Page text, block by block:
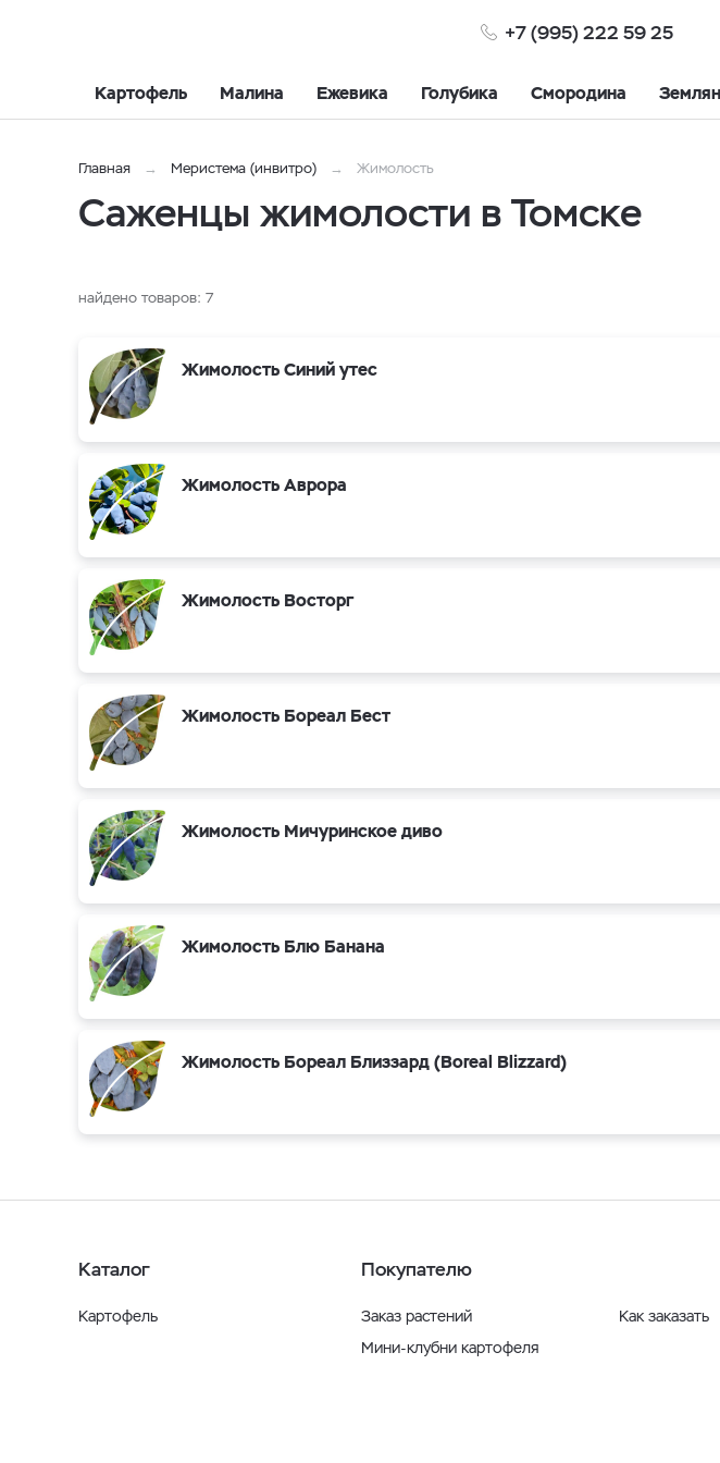
+7 (995) 222 59 25
Картофель Малина Ежевика Голубика Смородина
Главная Меристема (инвитро) Жимолость
Саженцы жимолости в Томске
найдено товаров: 7
Жимолость Синий утес
Жимолость Аврора
Жимолость Восторг
Жимолость Бореал Бест
Жимолость Мичуринское диво
Жимолость Блю Банана
Жимолость Бореал Близзард (Boreal Blizzard)
Каталог
Картофель
Покупателю
Заказ растений
Мини-клубни картофеля
Как заказать